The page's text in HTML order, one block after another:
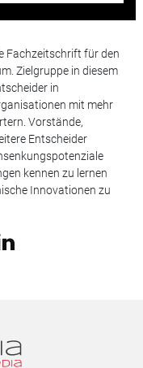
Fachzeitschrift für den
Zielgruppe in diesem
in
mit mehr
Vorstände,
Entscheider
kennen zu lernen
Innovationen zu